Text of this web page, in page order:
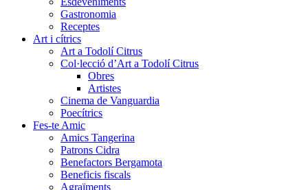
Gastronomia
Receptes
Art i cítrics
Art a Todolí Citrus
Col·lecció d’Art a Todolí Citrus
Obres
Artistes
Cinema de Vanguardia
Poecítrics
Fes-te Amic
Amics Tangerina
Patrons Cidra
Benefactors Bergamota
Beneficis fiscals
Agraïments